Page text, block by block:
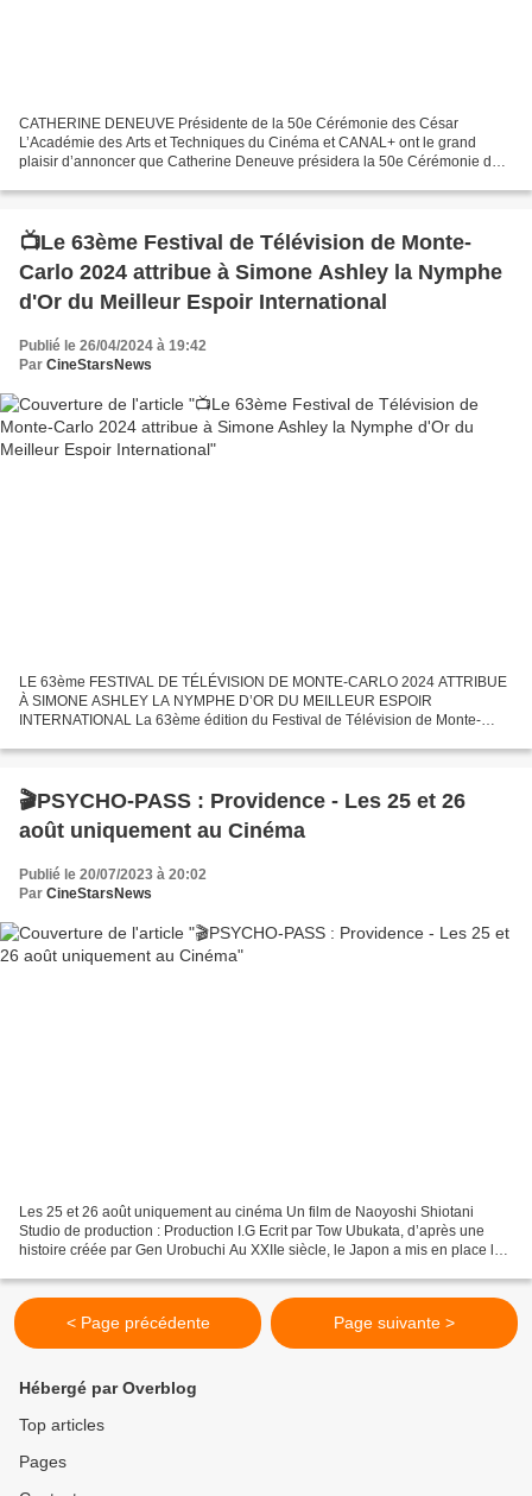
CATHERINE DENEUVE Présidente de la 50e Cérémonie des César
L’Académie des Arts et Techniques du Cinéma et CANAL+ ont le grand
plaisir d’annoncer que Catherine Deneuve présidera la 50e Cérémonie des
📺Le 63ème Festival de Télévision de Monte-
Carlo 2024 attribue à Simone Ashley la Nymphe
d'Or du Meilleur Espoir International
Publié le 26/04/2024 à 19:42
Par CineStarsNews
LE 63ème FESTIVAL DE TÉLÉVISION DE MONTE-CARLO 2024 ATTRIBUE
À SIMONE ASHLEY LA NYMPHE D’OR DU MEILLEUR ESPOIR
INTERNATIONAL La 63ème édition du Festival de Télévision de Monte-
🎬PSYCHO-PASS : Providence - Les 25 et 26
août uniquement au Cinéma
Publié le 20/07/2023 à 20:02
Par CineStarsNews
Les 25 et 26 août uniquement au cinéma Un film de Naoyoshi Shiotani
Studio de production : Production I.G Ecrit par Tow Ubukata, d’après une
histoire créée par Gen Urobuchi Au XXIIe siècle, le Japon a mis en place le
< Page précédente Page suivante >
Hébergé par Overblog
Top articles
Pages